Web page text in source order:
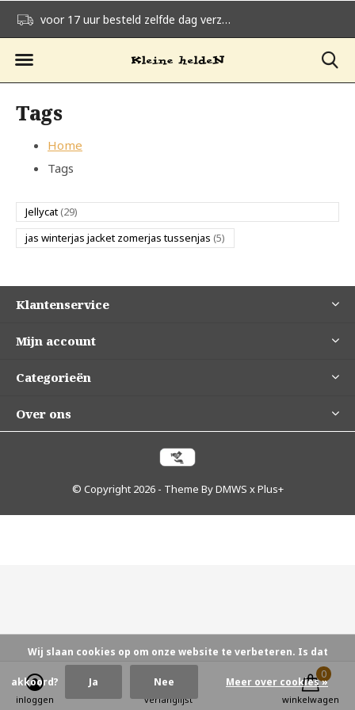
voor 17 uur besteld zelfde dag verzonden
Tags
Home
Tags
Jellycat (29)
jas winterjas jacket zomerjas tussenjas (5)
Klantenservice
Mijn account
Categorieën
Over ons
© Copyright 2026- Theme ByDMWS xPlus+
inloggen verlanglijst winkelwagen
0
Wij slaan cookies op om onze website te verbeteren. Is dat
akkoord? Ja Nee Meer over cookies »